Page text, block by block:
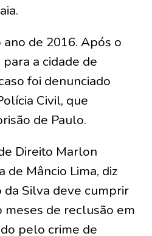
de 2016. Após o
a cidade de
foi denunciado
Civil, que
de Paulo.
Direito Marlon
de Mâncio Lima, diz
da Silva deve cumprir
de reclusão em
pelo crime de